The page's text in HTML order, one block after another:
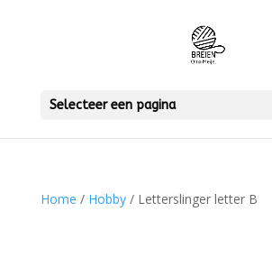
Selecteer een pagina
Home / Hobby/ Letterslinger letter B